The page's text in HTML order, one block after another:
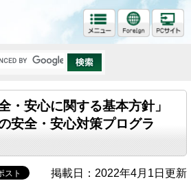
・安心に関する基本方針」
安全・安心対策プログラ
掲載日：2022年4月1日更新